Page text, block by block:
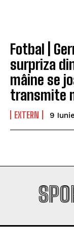
Fotbal |
surpriza
mâine se
transmite
EXTERN 9